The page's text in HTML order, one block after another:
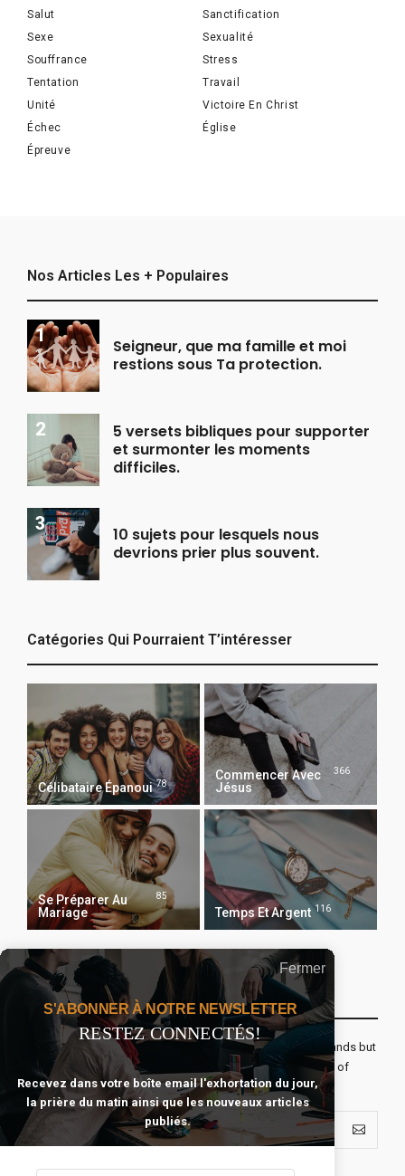
Salut
Sanctification
Sexe
Sexualité
Souffrance
Stress
Tentation
Travail
Unité
Victoire En Christ
Échec
Église
Épreuve
Nos Articles Les + Populaires
Seigneur, que ma famille et moi
restions sous Ta protection.
5 versets bibliques pour supporter
et surmonter les moments
difficiles.
10 sujets pour lesquels nous
devrions prier plus souvent.
Catégories Qui Pourraient T’intéresser
Célibataire Épanoui 78
Commencer Avec
Jésus
366
Se Préparer Au
Mariage
85
Temps Et Argent 116
Recevoir Notre Newsletter Chaque Matin
The real voyage of discovery consists not in seeking new lands but
seeing with new eyes. All journeys have secret destinations of
which the traveler is unaware.
Fermer
S'ABONNER À NOTRE NEWSLETTER
RESTEZ CONNECTÉS!
Recevez dans votre boîte email l'exhortation du jour,
la prière du matin ainsi que les nouveaux articles
publiés.